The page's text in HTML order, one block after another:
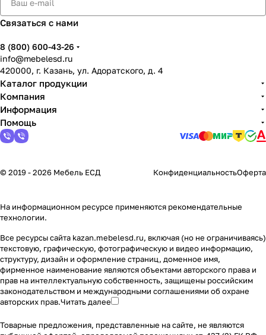
Связаться с нами
8 (800) 600-43-26
info@mebelesd.ru
420000, г. Казань, ул. Адоратского, д. 4
Каталог продукции
Компания
Информация
Помощь
© 2019 - 2026 Мебель ЕСД КонфиденциальностьОферта
На информационном ресурсе применяются рекомендательные
технологии.
Все ресурсы сайта kazan.mebelesd.ru, включая (но не ограничиваясь)
текстовую, графическую, фотографическую и видео информацию,
структуру, дизайн и оформление страниц, доменное имя,
фирменное наименование являются объектами авторского права и
прав на интеллектуальную собственность, защищены российским
законодательством и международными соглашениями об охране
авторских прав.Читать далее
Товарные предложения, представленные на сайте, не являются